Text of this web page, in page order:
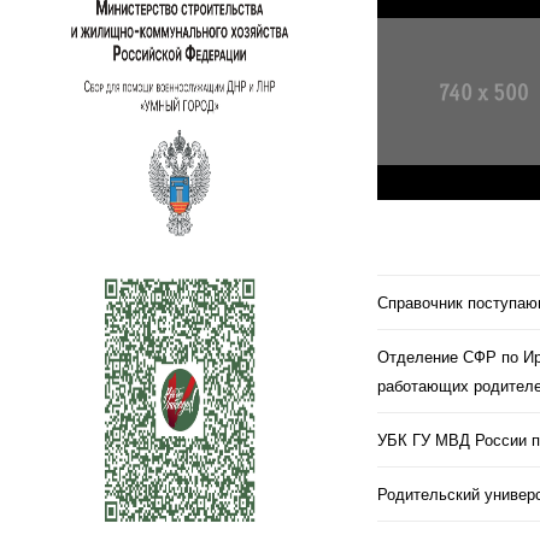
Справочник
Отделение СФР по
работающих
УБК ГУ МВД России
Родительский